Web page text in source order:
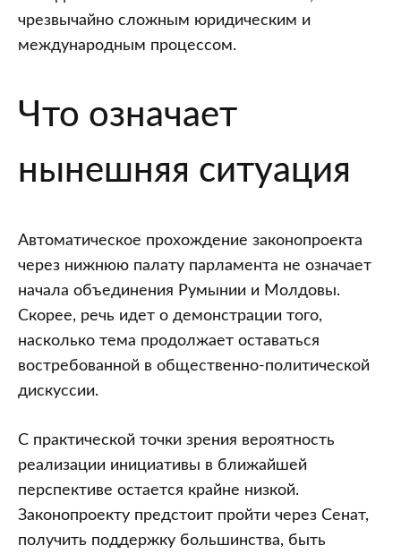
чрезвычайно сложным юридическим и
международным процессом.
Что означает
нынешняя ситуация
Автоматическое прохождение законопроекта
через нижнюю палату парламента не означает
начала объединения Румынии и Молдовы.
Скорее, речь идет о демонстрации того,
насколько тема продолжает оставаться
востребованной в общественно-политической
дискуссии.
С практической точки зрения вероятность
реализации инициативы в ближайшей
перспективе остается крайне низкой.
Законопроекту предстоит пройти через Сенат,
получить поддержку большинства, быть